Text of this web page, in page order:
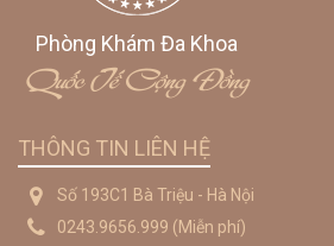
Phòng Khám Đa Khoa
Quốc Tế Cộng Đồng
THÔNG TIN LIÊN HỆ
Số 193C1 Bà Triệu - Hà Nội
0243.9656.999 (Miễn phí)